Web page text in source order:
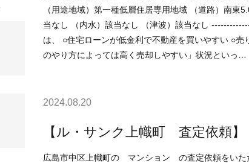
（用途地域）第一種低層住居専用地域 （道路）南
当なし （内水）該当なし （津波）該当なし ----------------------------------------------------------------------------- 現在の不動産市況について
は、 ○住宅ローンが低金利で不動産を買いやすい ○売り物件が少なく、物件を探している人が多い などの状況ですので、 「不動産売却
のやり方によっては高く売却しやすい」状況といっ…
2024.08.20
【ル・サンク上幟町 査定依頼】
広島市中区上幟町の マンション の査定依頼をいただきました。